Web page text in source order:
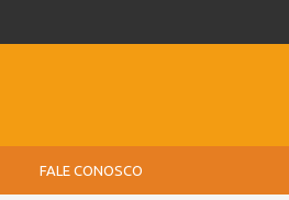
FALE CONOSCO